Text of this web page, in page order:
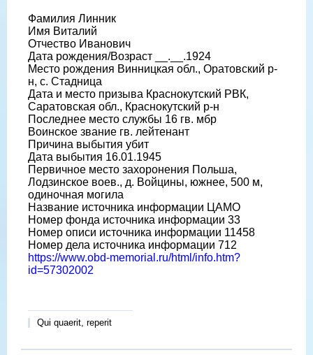
Фамилия Линник
Имя Виталий
Отчество Иванович
Дата рождения/Возраст __.__.1924
Место рождения Винницкая обл., Оратовский р-
н, с. Стадница
Дата и место призыва Краснокутский РВК,
Саратовская обл., Краснокутский р-н
Последнее место службы 16 гв. мбр
Воинское звание гв. лейтенант
Причина выбытия убит
Дата выбытия 16.01.1945
Первичное место захоронения Польша,
Лодзинское воев., д. Войцины, южнее, 500 м,
одиночная могила
Название источника информации ЦАМО
Номер фонда источника информации 33
Номер описи источника информации 11458
Номер дела источника информации 712
https://www.obd-memorial.ru/html/info.htm?
id=57302002
Qui quaerit, reperit